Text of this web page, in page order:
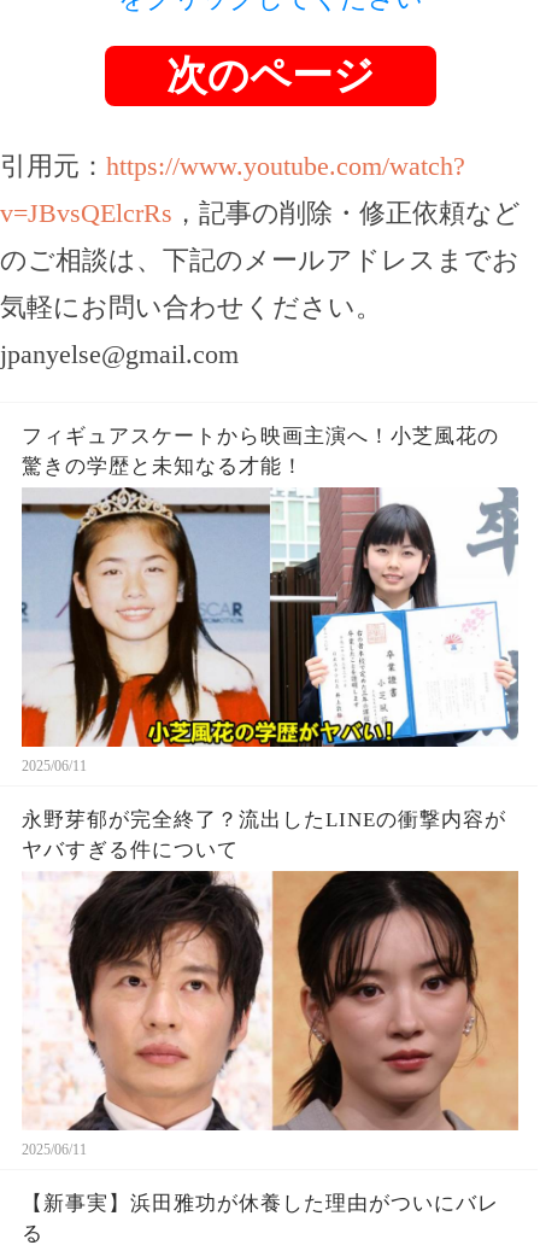
次のページ
引用元： https://www.youtube.com/watch?
v=JBvsQElcrRs ，記事の削除・修正依頼など
のご相談は、下記のメールアドレスまでお
気軽にお問い合わせください。
jpanyelse@gmail.com
フィギュアスケートから映画主演へ！小芝風花の
驚きの学歴と未知なる才能！
2025/06/11
永野芽郁が完全終了？流出したLINEの衝撃内容が
ヤバすぎる件について
2025/06/11
【新事実】浜田雅功が休養した理由がついにバレ
る